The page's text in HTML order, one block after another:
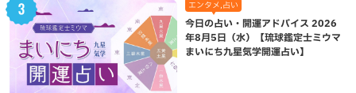
エンタメ,占い
今日の占い・開運アドバイス 2026
年8月5日（水）【琉球鑑定士ミウマ
まいにち九星気学開運占い】